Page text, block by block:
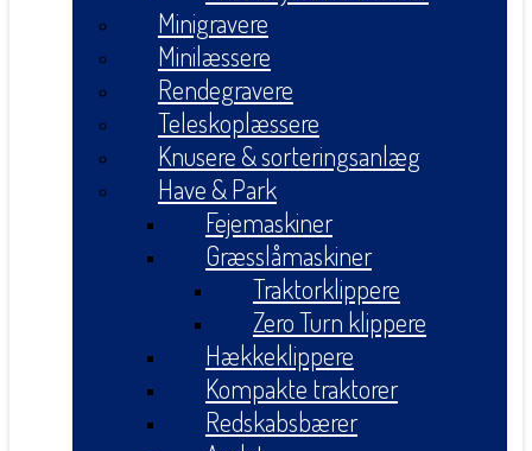
Minigravere
Minilæssere
Rendegravere
Teleskoplæssere
Knusere & sorteringsanlæg
Have & Park
Fejemaskiner
Græsslåmaskiner
Traktorklippere
Zero Turn klippere
Hækkeklippere
Kompakte traktorer
Redskabsbærer